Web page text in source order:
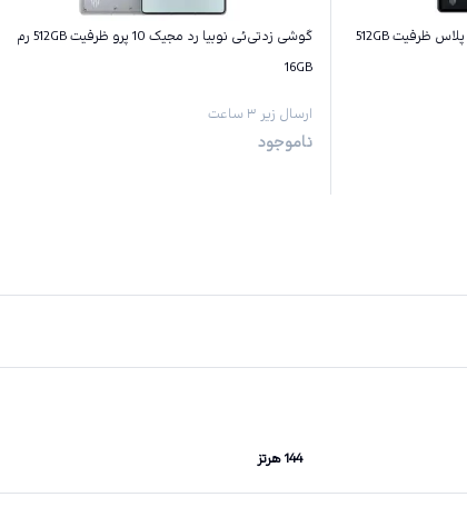
گوشی زد‌تی‌ئی نوبیا رد مجیک 10 پرو پلاس ظرفیت 512GB
گوشی زد‌تی‌ئی نوبیا رد مجیک 10 پرو ظرفیت 512GB رم
16GB
ارسال زیر ۳ ساعت
ناموجود
144 هرتز